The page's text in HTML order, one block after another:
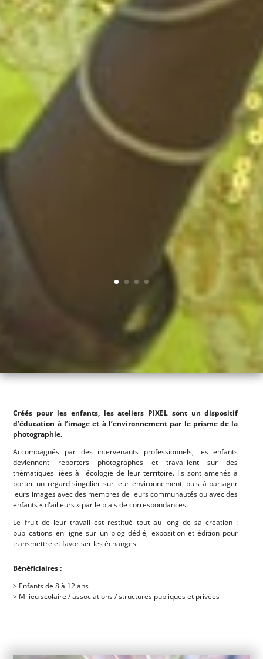
Créés pour les enfants, les ateliers PIXEL sont un dispositif
d’éducation à l’image et à l’environnement par le prisme de la
photographie.
Accompagnés par des intervenants professionnels, les enfants
deviennent reporters photographes et travaillent sur des
thématiques liées à l'écologie de leur territoire. Ils sont amenés à
porter un regard singulier sur leur environnement, puis à partager
leurs images avec des membres de leurs communautés ou avec des
enfants « d'ailleurs » par le biais de correspondances.
Le fruit de leur travail est restitué tout au long de sa création :
publications en ligne sur un blog dédié, exposition et édition pour
transmettre et favoriser les échanges.
Bénéficiaires :
> Enfants de 8 à 12 ans
> Milieu scolaire / associations / structures publiques et privées